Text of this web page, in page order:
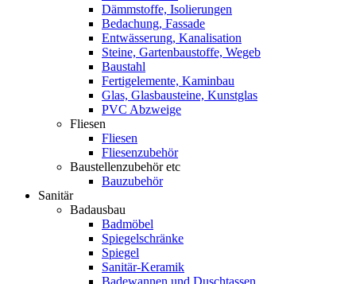
Dämmstoffe, Isolierungen
Bedachung, Fassade
Entwässerung, Kanalisation
Steine, Gartenbaustoffe, Wegeb
Baustahl
Fertigelemente, Kaminbau
Glas, Glasbausteine, Kunstglas
PVC Abzweige
Fliesen
Fliesen
Fliesenzubehör
Baustellenzubehör etc
Bauzubehör
Sanitär
Badausbau
Badmöbel
Spiegelschränke
Spiegel
Sanitär-Keramik
Badewannen und Duschtassen